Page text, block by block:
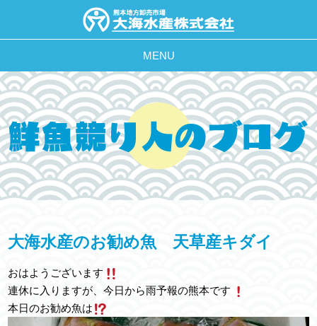
MENU
大海水産のお勧め魚 天草産キダイ
おはようございます
連休に入りますが、今日から雨予報の熊本です
本日のお勧め魚は